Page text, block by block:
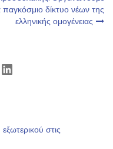
παγκόσμιο δίκτυο νέων της
ελληνικής ομογένειας
Linkedin
στις